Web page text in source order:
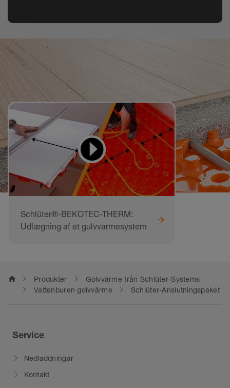
Videor för att lära sig
och göra efter
Schlüter®-BEKOTEC-THERM:
Udlægning af et gulvvarmesystem
home Produkter
Golvvärme från Schlüter-Systems
Vattenburen golvvärme
Schlüter-Anslutningspaket
Service
Nedladdningar
Kontakt